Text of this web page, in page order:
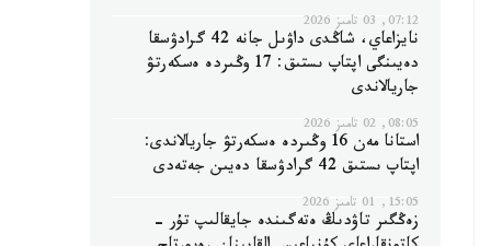
07:12, 03 تامىز 2026
نايزاعاي، شاڭدى داۋىل جانە 42 گرادۋسقا
دەيىنگى اپتاپ ىستىق: 17 وڭىردە ەسكەرتۋ
جاريالاندى
08:05, 02 تامىز 2026
استانا مەن 16 وڭىردە ەسكەرتۋ جاريالاندى:
اپتاپ ىستىق 42 گرادۋسقا دەيىن جەتەدى
15:05, 01 تامىز 2026
زەڭگىر تاۋدىڭ ەتەگىندە جايقالىپ تۇر -